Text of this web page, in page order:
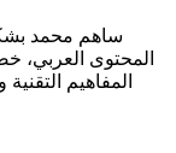
ساهم محمد
المحتوى العربي،
المفاهيم